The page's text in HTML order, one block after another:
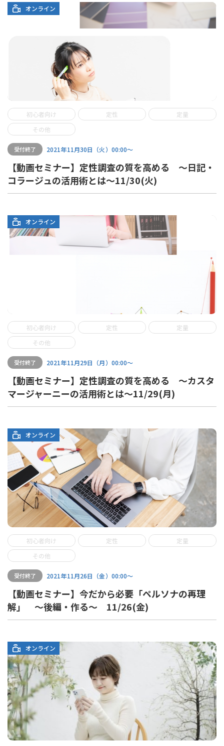
オンライン
初心者向け 定性
定量
その他
受付終了 2021年11月30日（火）00:00〜
【動画セミナー】定性調査の質を高める ～日記・
コラージュの活用術とは～11/30(火)
オンライン
初心者向け 定性
定量
その他
受付終了 2021年11月29日（月）00:00〜
【動画セミナー】定性調査の質を高める ～カスタ
マージャーニーの活用術とは～11/29(月)
オンライン
初心者向け 定性
定量
その他
受付終了 2021年11月26日（金）00:00〜
【動画セミナー】今だから必要「ペルソナの再理
解」 ～後編・作る～ 11/26(金)
オンライン